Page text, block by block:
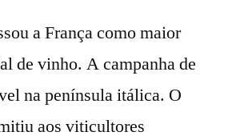
a França como maior
de vinho. A campanha de
na península itálica. O
aos viticultores